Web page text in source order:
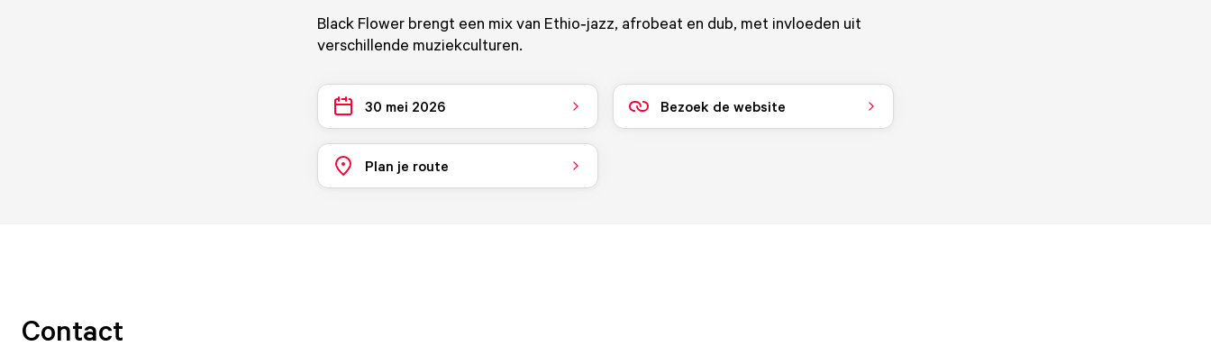
Black Flower brengt een mix van Ethio‑jazz, afrobeat en dub, met invloeden uit
verschillende muziekculturen.
30 mei 2026 Bezoek de website
Plan je route
Contact